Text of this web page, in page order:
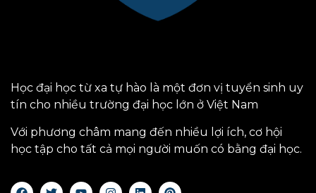
Học đại học từ xa tự hào là một đơn vị tuyển sinh uy
tín cho nhiều trường đại học lớn ở Việt Nam
Với phương châm mang đến nhiều lợi ích, cơ hội
học tập cho tất cả mọi người muốn có bằng đại học.